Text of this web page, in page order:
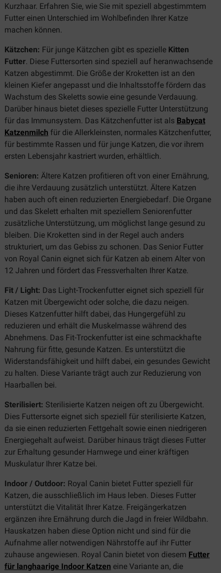
Kurzhaar. Erfahren Sie, wie Sie mit speziell abgestimmtem
Futter einen Unterschied im Wohlbefinden Ihrer Katze
machen können.
Kätzchen: Für junge Kätzchen gibt es spezielle Kitten
Futter. Diese Futtersorten sind speziell auf heranwachsende
Katzen abgestimmt. Die Größe der Kroketten ist an den
kleinen Kiefer angepasst und die Inhaltsstoffe fördern das
Wachstum des Skeletts sowie eine gesunde Verdauung.
Darüber hinaus bietet dieses spezielle Futter Unterstützung
für das Immunsystem. Das Kätzchenfutter ist als Babycat
Katzenmilch für die Allerkleinsten, normales Kätzchenfutter,
für bestimmte Rassen und für junge Katzen, die vor ihrem
ersten Lebensjahr kastriert wurden, erhältlich.
Senioren: Ältere Katzen profitieren oft von einer Ernährung,
die ihre Verdauung zusätzlich unterstützt. Ältere Katzen
haben auch oft einen reduzierten Energiebedarf. Die Organe
und das Skelett erhalten mit speziellem Seniorenfutter
zusätzliche Unterstützung, um möglichst lange gesund zu
bleiben. Die Kroketten sind in der Regel auch anders
strukturiert, um das Gebiss zu schonen. Das Senior Futter
von Royal Canin eignet sich für Katzen ab einem Alter von
12 Jahren und fördert das Fressverhalten Ihrer Katze.
Fit / Light: Das Light-Trockenfutter eignet sich speziell für
Katzen mit Übergewicht oder solche, die dazu neigen.
Dieses Katzenfutter hilft dabei, das Hungergefühl zu
reduzieren und erhält die Muskelmasse während des
Abnehmens. Das Fit-Trockenfutter ist eine schmackhafte
Nahrung für fitte, gesunde Katzen. Es unterstützt die
Widerstandsfähigkeit und hilft dabei, ein gesundes Gewicht
zu halten. Diese Variante trägt auch zur Reduzierung von
Haarballen bei.
Sterilisiert: Sterilisierte Katzen neigen oft zu Übergewicht.
Dies Futtersorte eignet sich speziell für sterilisierte Katzen,
da sie einen reduzierten Fettgehalt sowie einen niedrigeren
Energiegehalt aufweist. Darüber hinaus trägt dieses Futter
zur Erhaltung gesunder Harnwege und einer kräftigen
Muskulatur Ihrer Katze bei.
Indoor / Outdoor: Royal Canin bietet Futter speziell für
Katzen, die ausschließlich im Haus leben. Dieses Futter
unterstützt die Vitalität Ihrer Katze. Freigängerkatzen
ergänzen ihre Ernährung durch die Jagd in freier Wildbahn.
Hauskatzen haben diese Option nicht und sind für die
Aufnahme aller notwendigen Nährstoffe auf ihr Futter
zuhause angewiesen. Royal Canin bietet von diesem Futter
für langhaarige Indoor Katzen eine Variante an, die